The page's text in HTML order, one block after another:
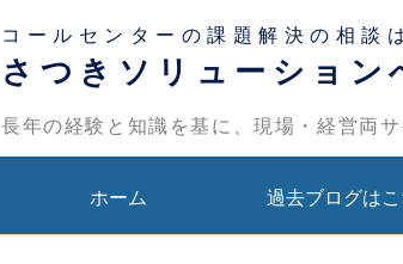
コールセンターの課題解決の相談
さつきソリューション
長年の経験と知識を基に、現場・経営両
ホーム 過去ブログはこ